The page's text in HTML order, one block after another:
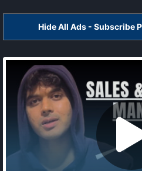
Hide All Ads - Subscribe